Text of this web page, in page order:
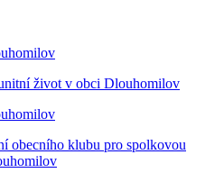
život v obci Dlouhomilov
obecního klubu pro spolkovou